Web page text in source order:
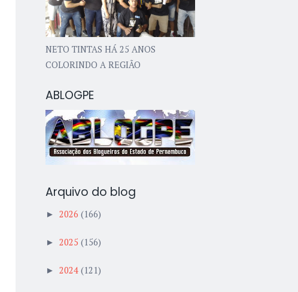
NETO TINTAS HÁ 25 ANOS
COLORINDO A REGIÃO
ABLOGPE
Arquivo do blog
► 2026 (166)
► 2025 (156)
► 2024 (121)